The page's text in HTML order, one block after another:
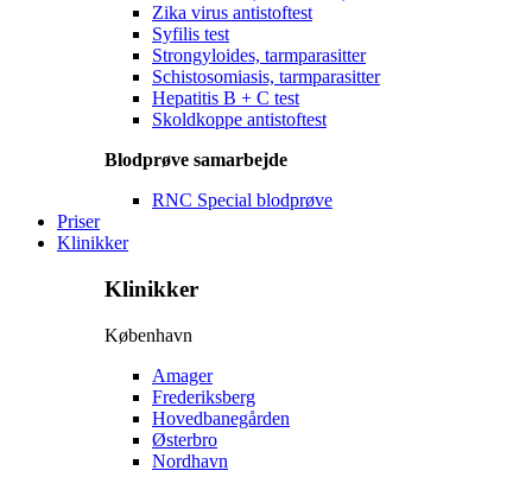
Zika virus antistoftest
Syfilis test
Strongyloides, tarmparasitter
Schistosomiasis, tarmparasitter
Hepatitis B + C test
Skoldkoppe antistoftest
Blodprøve samarbejde
RNC Special blodprøve
Priser
Klinikker
Klinikker
København
Amager
Frederiksberg
Hovedbanegården
Østerbro
Nordhavn